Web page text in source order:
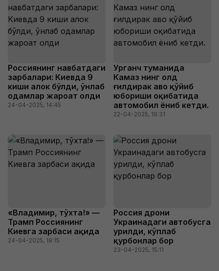
Россиянинг навбатдаги
зарбалари: Киевда 9
киши ҳалок бўлди, ўнлаб
одамлар жароҳат олди
24-04-2025, 14:45
Урганч туманида
Камаз нинг олд
ғилдирак ҳаво қўйиб
юбориши оқибатида
автомобил ёниб кетди.
22-04-2025, 19:31
«Владимир, тўхта!» —
Трамп Россиянинг
Киевга зарбаси ҳақида
24-04-2025, 19:15
Россия дрони
Украинадаги автобусга
урилди, кўплаб
қурбонлар бор
23-04-2025, 15:11